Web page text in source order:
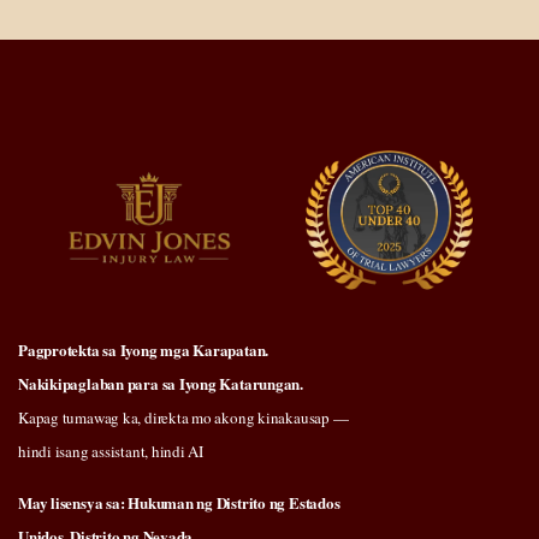
Pagprotekta sa Iyong mga Karapatan.
Nakikipaglaban para sa Iyong Katarungan.
Kapag tumawag ka, direkta mo akong kinakausap —
hindi isang assistant, hindi AI
May lisensya sa: Hukuman ng Distrito ng Estados